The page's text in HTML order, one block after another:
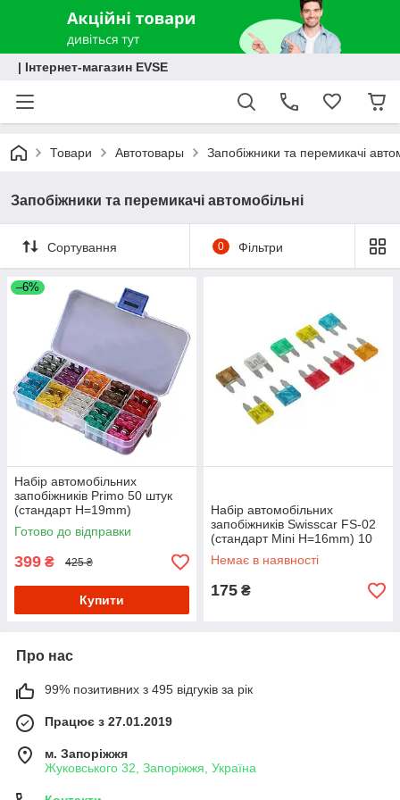
| Інтернет-магазин EVSE
Товари Автотовары Запобіжники та перемикачі
Запобіжники та перемикачі автомобільні
Сортування 0 Фільтри
–6%
Набір автомобільних
запобіжників Primo 50 штук
(стандарт H=19mm)
Готово до відправки
399 ₴ 425 ₴
Купити
Набір автомобільних
запобіжників Swisscar FS-02
(стандарт Mini H=16mm) 10
штук
Немає в наявності
175 ₴
Про нас
99% позитивних з 495 відгуків за рік
Працює з 27.01.2019
м. Запоріжжя
Жуковського 32, Запоріжжя, Україна